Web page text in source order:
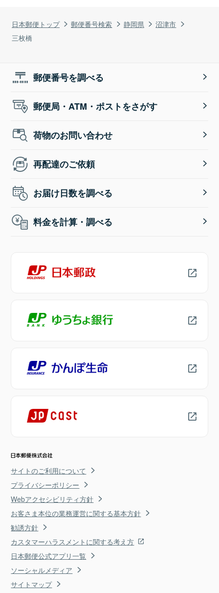
日本郵便トップ 郵便番号検索 静岡県
沼津市
三枚橋
郵便番号を調べる
郵便局・ATM・ポストをさがす
荷物のお問い合わせ
再配達のご依頼
お届け日数を調べる
料金を計算・調べる
サイトのご利用について
プライバシーポリシー
Webアクセシビリティ方針
お客さま本位の業務運営に関する基本方針
勧誘方針
カスタマーハラスメントに関する考え方
日本郵便公式アプリ一覧
ソーシャルメディア
サイトマップ